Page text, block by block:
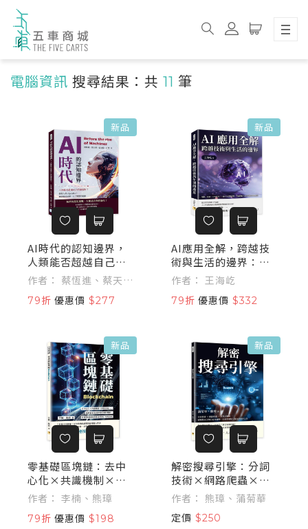
電腦資訊 搜尋結果：共 11 筆
新品
AI時代的認知邊界，
人類能否超越自己的
創造物？：從智人到A
lphaGo！機器崛起前
傳，人工智慧的起點
作者： 蔡恆進、蔡天
琪、張文蔚、汪愷
79折 優惠價 $277
新品
AI應用全解，跨越技
術與生活的邊界：場
景、技術、人性思
考……融入生活與產
業，全面理解AI的技
作者： 王海屹
79折 優惠價 $332
新品
零基礎區塊鏈：去中
心化×共識機制×智
慧合約……破解抽象
名詞背後的運作機
制，看懂科技如何改
作者： 李楠、熊璋
79折 優惠價 $198
新品
解密搜尋引擎：分詞
技術×網路爬蟲×演
算法機制……破解搜
尋引擎的流程邏輯，
全面掌握每天都在使
作者： 熊璋、蒲菊華
定價 $250